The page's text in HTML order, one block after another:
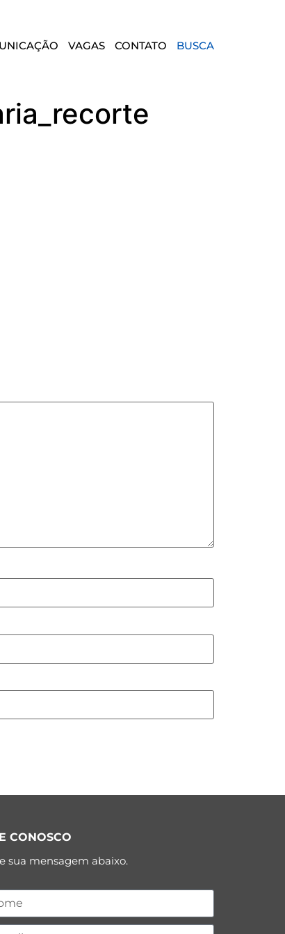
VAGAS CONTATO BUSCA
CONOSCO
sua mensagem abaixo.